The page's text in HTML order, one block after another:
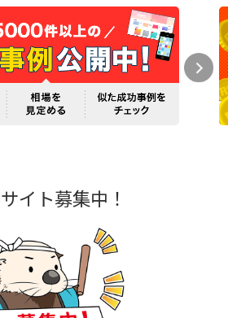
イト募集中！